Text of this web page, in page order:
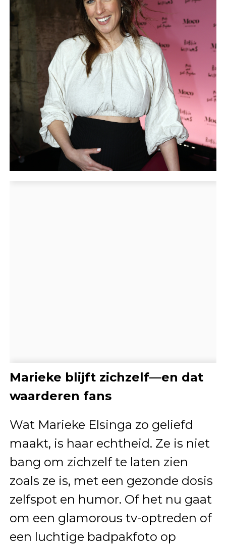
Marieke blijft zichzelf—en dat
waarderen fans
Wat Marieke Elsinga zo geliefd
maakt, is haar echtheid. Ze is niet
bang om zichzelf te laten zien
zoals ze is, met een gezonde dosis
zelfspot en humor. Of het nu gaat
om een glamorous tv-optreden of
een luchtige badpakfoto op